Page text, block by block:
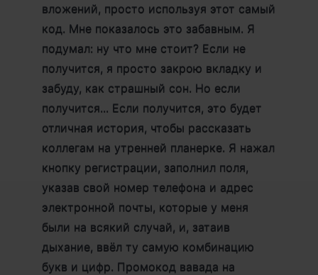
вложений, просто используя этот самый
код. Мне показалось это забавным. Я
подумал: ну что мне стоит? Если не
получится, я просто закрою вкладку и
забуду, как страшный сон. Но если
получится... Если получится, это будет
отличная история, чтобы рассказать
коллегам на утренней планерке. Я нажал
кнопку регистрации, заполнил поля,
указав свой номер телефона и адрес
электронной почты, которые у меня
были на всякий случай, и, затаив
дыхание, ввёл ту самую комбинацию
букв и цифр. Промокод вавада на